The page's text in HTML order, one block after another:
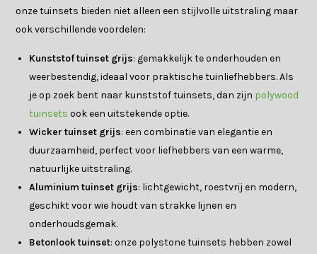
onze tuinsets bieden niet alleen een stijlvolle uitstraling maar
ook verschillende voordelen:
Kunststof tuinset grijs: gemakkelijk te onderhouden en
weerbestendig, ideaal voor praktische tuinliefhebbers. Als
je op zoek bent naar kunststof tuinsets, dan zijn polywood
tuinsets ook een uitstekende optie.
Wicker tuinset grijs: een combinatie van elegantie en
duurzaamheid, perfect voor liefhebbers van een warme,
natuurlijke uitstraling.
Aluminium tuinset grijs: lichtgewicht, roestvrij en modern,
geschikt voor wie houdt van strakke lijnen en
onderhoudsgemak.
Betonlook tuinset: onze polystone tuinsets hebben zowel